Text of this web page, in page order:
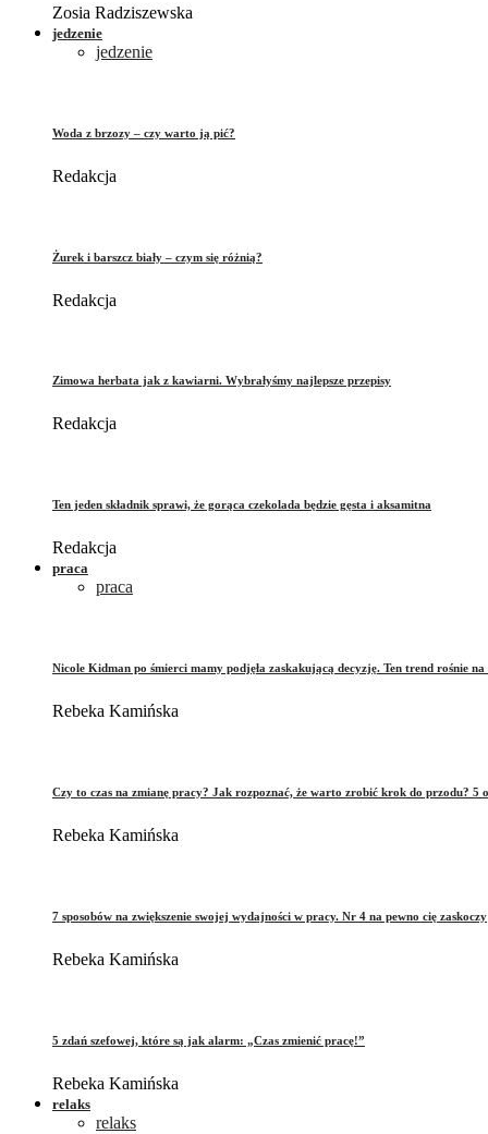
Zosia Radziszewska
jedzenie
jedzenie
Woda z brzozy – czy warto ją pić?
Redakcja
Żurek i barszcz biały – czym się różnią?
Redakcja
Zimowa herbata jak z kawiarni. Wybrałyśmy najlepsze przepisy
Redakcja
Ten jeden składnik sprawi, że gorąca czekolada będzie gęsta i aksamitna
Redakcja
praca
praca
Nicole Kidman po śmierci mamy podjęła zaskakującą decyzję. Ten trend rośnie na
Rebeka Kamińska
Czy to czas na zmianę pracy? Jak rozpoznać, że warto zrobić krok do przodu? 5
Rebeka Kamińska
7 sposobów na zwiększenie swojej wydajności w pracy. Nr 4 na pewno cię zaskoczy
Rebeka Kamińska
5 zdań szefowej, które są jak alarm: „Czas zmienić pracę!”
Rebeka Kamińska
relaks
relaks